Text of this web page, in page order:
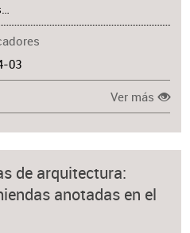
03
Ver más
de arquitectura:
anotadas en el